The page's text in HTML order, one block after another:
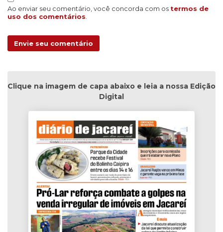
Ao enviar seu comentário, você concorda com os termos de
uso dos comentários.
Envie seu comentário
Clique na imagem de capa abaixo e leia a nossa Edição
Digital